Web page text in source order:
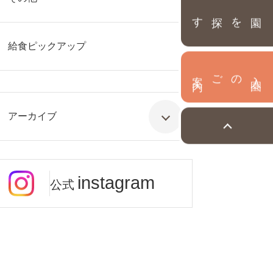
園を探す
給食ピックアップ
アーカイブ
公式 instagram